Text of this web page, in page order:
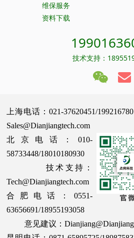
维保服务
资料下载
技术支持：
上海电话：021-37620451/
Sales@Dianjiangtech.com
北京电话：010-
58733448/18010180930
技术支持：
Tech@Dianjiangtech.com
合肥电话：0551-
63656691/18955193058
意见建议：